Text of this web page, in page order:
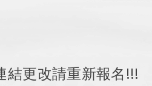
結更改請重新報名!!!